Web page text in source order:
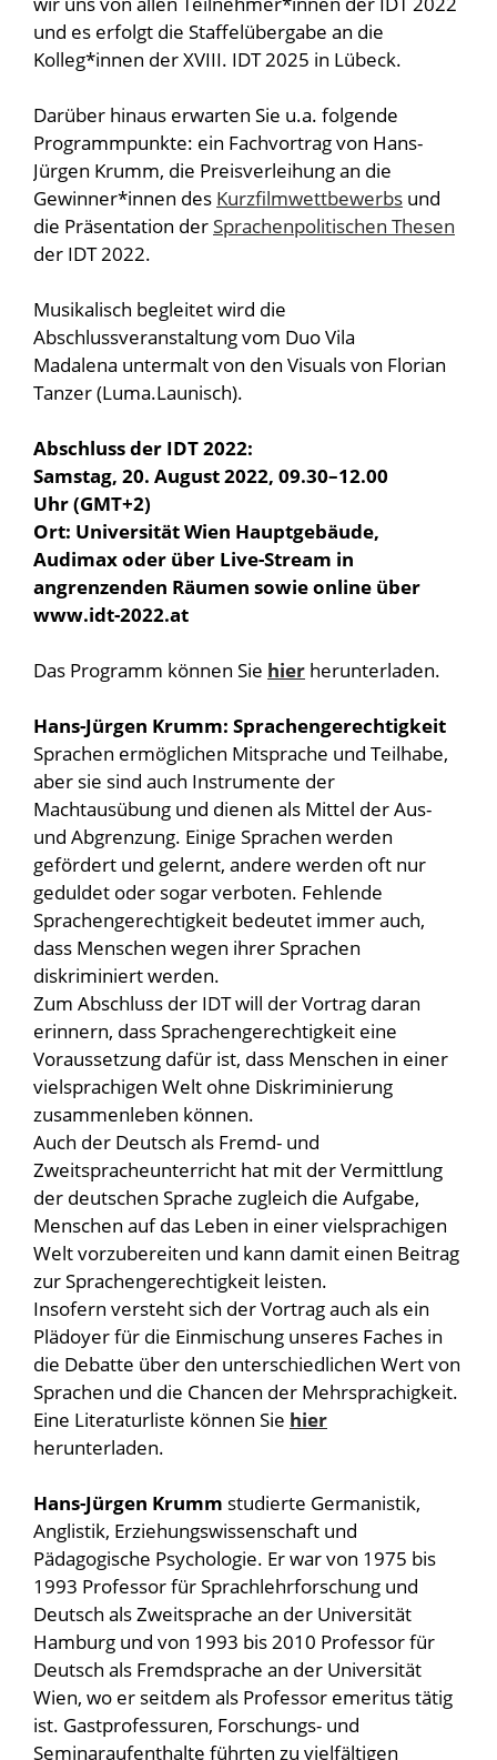
und es erfolgt die Staffelübergabe an die
Kolleg*innen der XVIII. IDT 2025 in Lübeck.
Darüber hinaus erwarten Sie u.a. folgende
Programmpunkte: ein Fachvortrag von Hans-
Jürgen Krumm, die Preisverleihung an die
Gewinner*innen des Kurzfilmwettbewerbs und
die Präsentation derSprachenpolitischen Thesen
der IDT 2022.
Musikalisch begleitet wird die
Abschlussveranstaltung vom Duo Vila
Madalena untermalt von den Visuals von Florian
Tanzer (Luma.Launisch).
Abschluss der IDT 2022:
Samstag, 20. August 2022, 09.30–12.00
Uhr (GMT+2)
Ort: Universität Wien Hauptgebäude,
Audimax oder über Live-Stream in
angrenzenden Räumen sowie online über
www.idt-2022.at
Das Programm können Sie hier herunterladen.
Hans-Jürgen Krumm: Sprachengerechtigkeit
Sprachen ermöglichen Mitsprache und Teilhabe,
aber sie sind auch Instrumente der
Machtausübung und dienen als Mittel der Aus-
und Abgrenzung. Einige Sprachen werden
gefördert und gelernt, andere werden oft nur
geduldet oder sogar verboten. Fehlende
Sprachengerechtigkeit bedeutet immer auch,
dass Menschen wegen ihrer Sprachen
diskriminiert werden.
Zum Abschluss der IDT will der Vortrag daran
erinnern, dass Sprachengerechtigkeit eine
Voraussetzung dafür ist, dass Menschen in einer
vielsprachigen Welt ohne Diskriminierung
zusammenleben können.
Auch der Deutsch als Fremd- und
Zweitspracheunterricht hat mit der Vermittlung
der deutschen Sprache zugleich die Aufgabe,
Menschen auf das Leben in einer vielsprachigen
Welt vorzubereiten und kann damit einen Beitrag
zur Sprachengerechtigkeit leisten.
Insofern versteht sich der Vortrag auch als ein
Plädoyer für die Einmischung unseres Faches in
die Debatte über den unterschiedlichen Wert von
Sprachen und die Chancen der Mehrsprachigkeit.
Eine Literaturliste können Sie hier
herunterladen.
Hans-Jürgen Krumm studierte Germanistik,
Anglistik, Erziehungswissenschaft und
Pädagogische Psychologie. Er war von 1975 bis
1993 Professor für Sprachlehrforschung und
Deutsch als Zweitsprache an der Universität
Hamburg und von 1993 bis 2010 Professor für
Deutsch als Fremdsprache an der Universität
Wien, wo er seitdem als Professor emeritus tätig
ist. Gastprofessuren, Forschungs- und
Seminaraufenthalte führten zu vielfältigen